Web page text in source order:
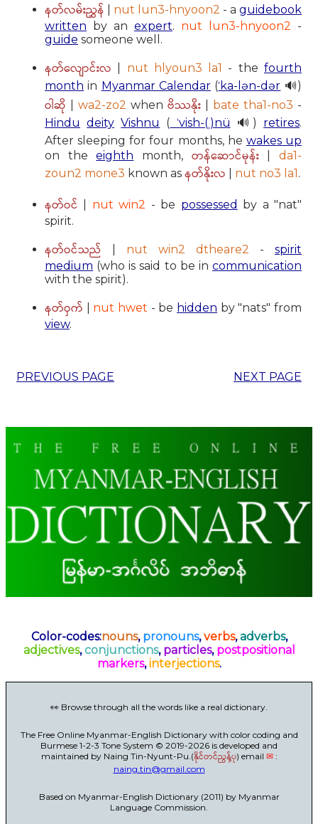
နတ်လမ်းညွှန် nut lun3-hnyoon2 - a guidebook
written by an expert. nut lun3-hnyoon2
-
guide someone well.
နတ်လျောင်းလ nut hlyoun3 la1 - thefourth
month in Myanmar Calendar (ˈka-lən-dər 🔊)
ဝါဆို wa2-zo2 when ဗိဿနိုး bate tha1-no3 -
Hindu deity Vishnu ( ˈvish-(ˌ)nü 🔊) retires.
After sleeping for four months, he wakes up
on theeighth month, တန်ဆောင်မုန်း|da1-
zoun2 mone3 known as နတ်နိုးလ nut no3 la1.
နတ်ဝင် nut win2 - be possessed by a "nat"
spirit.
နတ်ဝင်သည် nut win2 dtheare2 - spirit
medium (who is said to be in communication
with the spirit).
နတ်ဝှက် nut hwet - be hidden by "nats" from
view.
PREVIOUS PAGE NEXT PAGE
Color-codes:nouns, pronouns,verbs,adverbs,
adjectives,conjunctions, particles, postpositional
markers,interjections.
👀 Browse through all the words like a real dictionary.
The Free Online Myanmar-English Dictionary with color coding and
Burmese 1-2-3 Tone System © 2019-2026 is developed and
maintained by Naing Tin-Nyunt-Pu.(နိုင်တင်ညွန့်ပု) email ✉:
naing.tin@gmail.com
Based on Myanmar-English Dictionary (2011) by Myanmar
Language Commission.